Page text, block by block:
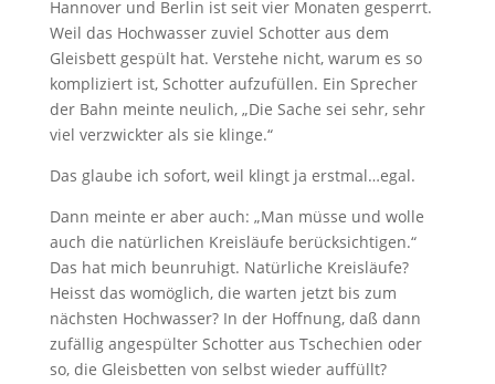
Hannover und Berlin ist seit vier Monaten gesperrt.
Weil das Hochwasser zuviel Schotter aus dem
Gleisbett gespült hat. Verstehe nicht, warum es so
kompliziert ist, Schotter aufzufüllen. Ein Sprecher
der Bahn meinte neulich, „Die Sache sei sehr, sehr
viel verzwickter als sie klinge.“
Das glaube ich sofort, weil klingt ja erstmal…egal.
Dann meinte er aber auch: „Man müsse und wolle
auch die natürlichen Kreisläufe berücksichtigen.“
Das hat mich beunruhigt. Natürliche Kreisläufe?
Heisst das womöglich, die warten jetzt bis zum
nächsten Hochwasser? In der Hoffnung, daß dann
zufällig angespülter Schotter aus Tschechien oder
so, die Gleisbetten von selbst wieder auffüllt?